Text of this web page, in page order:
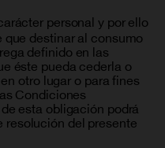
personal y por ello
destinar al consumo
definido en las
éste pueda cederla o
otro lugar o para fines
Condiciones
esta obligación podrá
del presente